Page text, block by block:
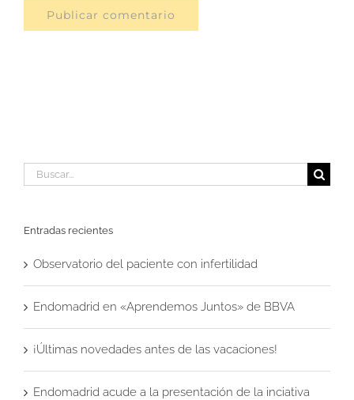
Buscar:
Entradas recientes
Observatorio del paciente con infertilidad
Endomadrid en «Aprendemos Juntos» de BBVA
¡Últimas novedades antes de las vacaciones!
Endomadrid acude a la presentación de la inciativa